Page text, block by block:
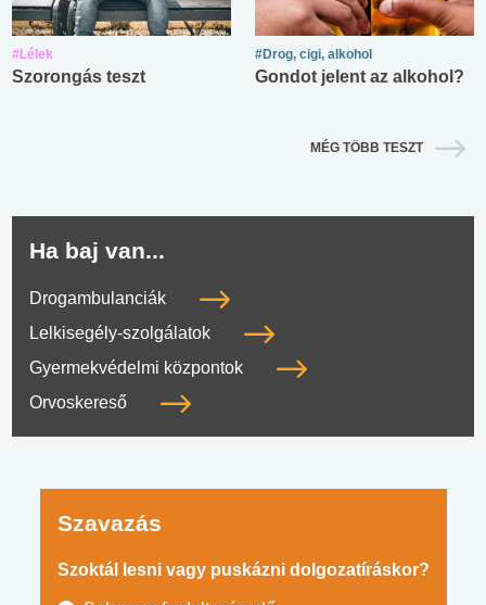
#Lélek
Szorongás teszt
#Drog, cigi, alkohol
Gondot jelent az alkohol?
MÉG TÖBB TESZT
Ha baj van...
Drogambulanciák
Lelkisegély-szolgálatok
Gyermekvédelmi központok
Orvoskereső
Szavazás
Szoktál lesni vagy puskázni dolgozatíráskor?